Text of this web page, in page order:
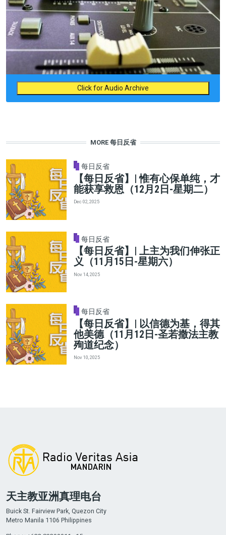
Click for Audio Archive
MORE 每日反省
每日反省
【每日反省】| 惟有心保单纯，才
能获享救恩（12月2日-星期二）
Dec 02, 2025
每日反省
【每日反省】| 上主为我们伸张正
义（11月15日-星期六）
Nov 14, 2025
每日反省
【每日反省】| 以信德为基，得其
他美德（11月12日-圣若撒法主教
殉道纪念）
Nov 10, 2025
天主教亚洲真理电台
Buick St. Fairview Park, Quezon City
Metro Manila 1106 Philippines